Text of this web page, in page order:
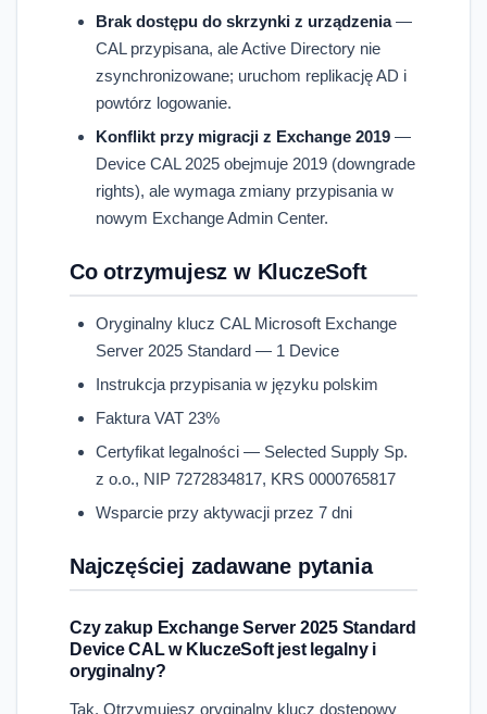
Brak dostępu do skrzynki z urządzenia—
CAL przypisana, ale Active Directory nie
zsynchronizowane; uruchom replikację AD i
powtórz logowanie.
Konflikt przy migracji z Exchange 2019 —
Device CAL 2025 obejmuje 2019 (downgrade
rights), ale wymaga zmiany przypisania w
nowym Exchange Admin Center.
Co otrzymujesz w KluczeSoft
Oryginalny klucz CAL Microsoft Exchange
Server 2025 Standard — 1 Device
Instrukcja przypisania w języku polskim
Faktura VAT 23%
Certyfikat legalności — Selected Supply Sp.
z o.o., NIP 7272834817, KRS 0000765817
Wsparcie przy aktywacji przez 7 dni
Najczęściej zadawane pytania
Czy zakup Exchange Server 2025 Standard
Device CAL w KluczeSoft jest legalny i
oryginalny?
Tak. Otrzymujesz oryginalny klucz dostępowy